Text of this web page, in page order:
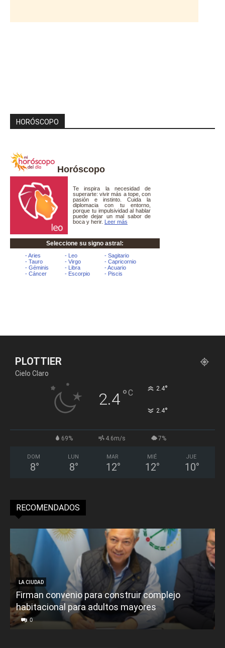
HORÓSCOPO
Horóscopo
PLOTTIER
Cielo Claro
2.4°C 2.4°
2.4°
69% 4.6m/s 7%
DOM
8°
LUN
8°
MAR
12°
MIÉ
12°
JUE
10°
RECOMENDADOS
LA CIUDAD
Firman convenio para construir complejo
habitacional para adultos mayores
0